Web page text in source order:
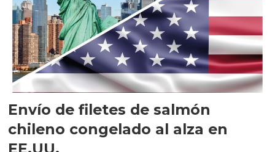
Envío de filetes de salmón
chileno congelado al alza en